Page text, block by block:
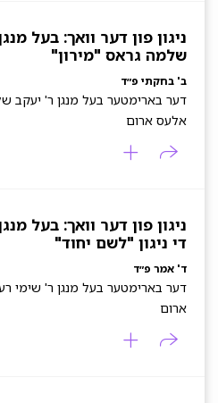
ניגון פון דער וואך: בעל
שלמה גראס "מירון"
ב' בחקתי פ״ד
דער בארימטער בעל מנגן ר' יעקב
אלעס ארום
ניגון פון דער וואך: בעל
די ניגון "לשם יחוד"
ד' אמר פ״ד
דער בארימטער בעל מנגן ר' שימי
ארום